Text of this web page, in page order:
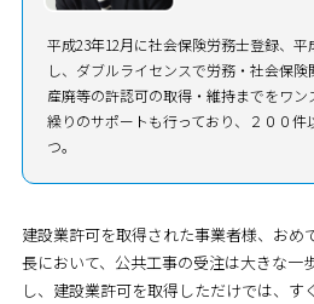
平成23年12月に社会保険労務士登録、
し、ダブルライセンスで労務・社会保険
産廃等の許認可の取得・維持までをワ
繰りのサポートも行っており、２００
つ。
建設業許可を取得された事業者様、おめ
長において、公共工事の受注は大きな一
し、建設業許可を取得しただけでは、す